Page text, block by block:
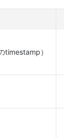
timestamp）